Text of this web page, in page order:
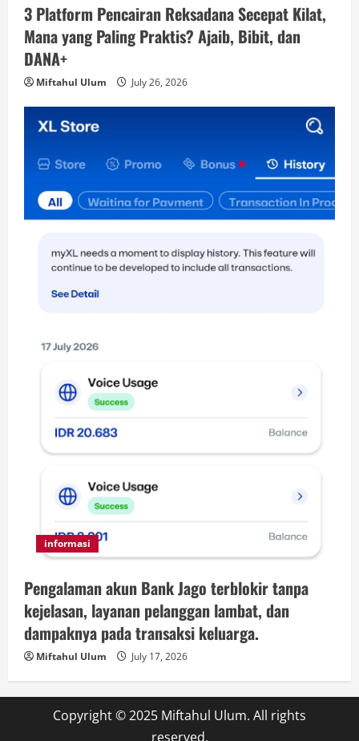
3 Platform Pencairan Reksadana Secepat Kilat,
Mana yang Paling Praktis? Ajaib, Bibit, dan
DANA+
Miftahul Ulum July 26, 2026
informasi
Pengalaman akun Bank Jago terblokir tanpa
kejelasan, layanan pelanggan lambat, dan
dampaknya pada transaksi keluarga.
Miftahul Ulum July 17, 2026
Copyright © 2025 Miftahul Ulum. All rights
reserved.